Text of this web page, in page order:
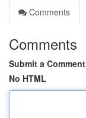
Comments
Comments
Submit a Comment
No HTML